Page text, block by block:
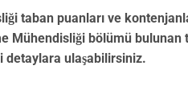
taban puanları ve
Mühendisliği bölümü
detaylara ulaşabilirsiniz.